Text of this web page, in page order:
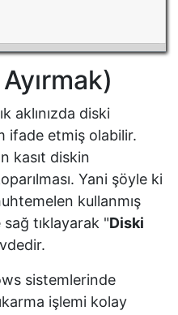
aklınızda diski
ifade etmiş olabilir.
kasıt diskin
Yani şöyle ki
kullanmış
tıklayarak "Diski
sistemlerinde
işlemi kolay